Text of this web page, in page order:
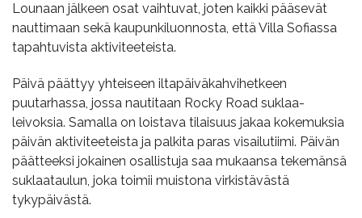
Lounaan jälkeen osat vaihtuvat, joten kaikki pääsevät
nauttimaan sekä kaupunkiluonnosta, että Villa Sofiassa
tapahtuvista aktiviteeteista.
Päivä päättyy yhteiseen iltapäiväkahvihetkeen
puutarhassa, jossa nautitaan Rocky Road suklaa-
leivoksia. Samalla on loistava tilaisuus jakaa kokemuksia
päivän aktiviteeteista ja palkita paras visailutiimi. Päivän
päätteeksi jokainen osallistuja saa mukaansa tekemänsä
suklaataulun, joka toimii muistona virkistävästä
tykypäivästä.